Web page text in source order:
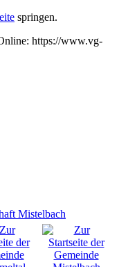
springen.
https://www.vg-